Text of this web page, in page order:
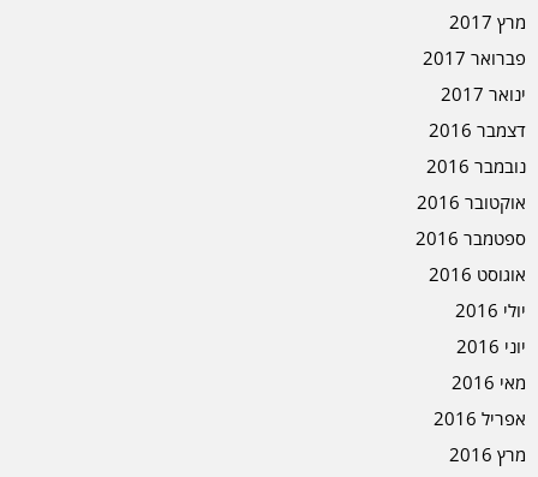
מרץ 2017
פברואר 2017
ינואר 2017
דצמבר 2016
נובמבר 2016
אוקטובר 2016
ספטמבר 2016
אוגוסט 2016
יולי 2016
יוני 2016
מאי 2016
אפריל 2016
מרץ 2016